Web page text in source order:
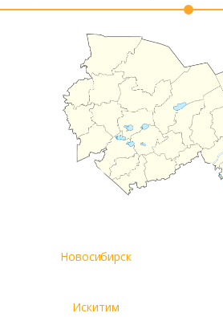
Новосибирск
Искитим